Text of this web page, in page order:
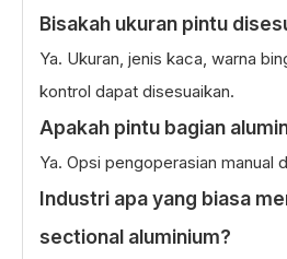
Bisakah ukuran pintu
Ya. Ukuran, jenis kaca, warna
kontrol dapat disesuaikan.
Apakah pintu bagian
Ya. Opsi pengoperasian manual
Industri apa yang biasa
sectional aluminium?